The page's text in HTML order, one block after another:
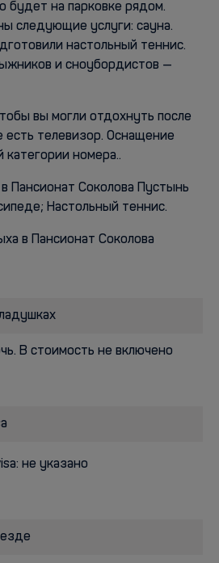
будет на парковке рядом.
следующие услуги: сауна.
настольный теннис.
и сноубордистов —
вы могли отдохнуть после
есть телевизор. Оснащение
категории номера..
Пансионат Соколова Пустынь
Настольный теннис.
в Пансионат Соколова
В стоимость не включено
не указано